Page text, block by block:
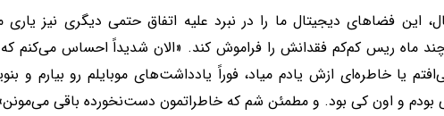
این فضاهای دیجیتال ما را در نبرد علیه اتفاق حتمی دیگری نیز یاری
ماه ریس کم‌کم فقدانش را فراموش کند. «الان شدیداً احساس می‌کنم که
یا خاطره‌ای ازش یادم میاد‌‌، فوراً یادداشت‌های موبایلم رو بیارم و
بودم و اون کی بود. و مطمئن شم که خاطراتمون دست‌نخورده باقی